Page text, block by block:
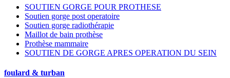
SOUTIEN GORGE POUR PROTHESE
Soutien gorge post operatoire
Soutien gorge radiothérapie
Maillot de bain prothèse
Prothèse mammaire
SOUTIEN DE GORGE APRES OPERATION DU SEIN
foulard & turban